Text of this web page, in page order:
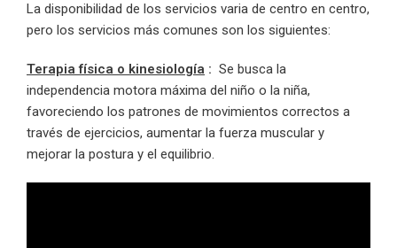
La disponibilidad de los servicios varia de centro en centro,
pero los servicios más comunes son los siguientes:
Terapia física o kinesiología : Se busca la
independencia motora máxima del niño o la niña,
favoreciendo los patrones de movimientos correctos a
través de ejercicios, aumentar la fuerza muscular y
mejorar la postura y el equilibrio.